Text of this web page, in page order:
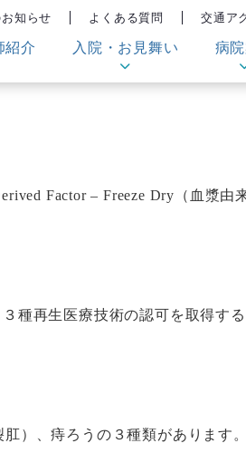
知らせ よくある質問 交通ア
紹介 入院・お見舞い 病
Factor – Freeze Dry（血漿由
種再生医療技術の認可を取得す
）、痔ろうの３種類があります